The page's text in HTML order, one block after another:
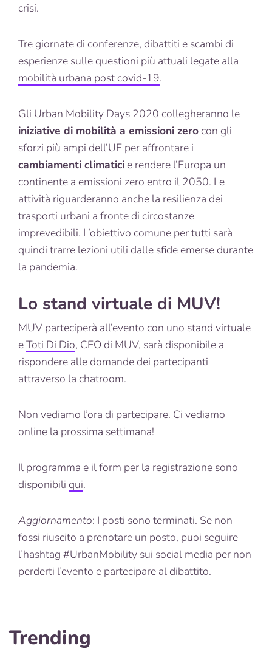
crisi.
Tre giornate di conferenze, dibattiti e scambi di
esperienze sulle questioni più attuali legate alla
mobilità urbana post covid-19.
Gli Urban Mobility Days 2020 collegheranno le
iniziative di mobilità a emissioni zero con gli
sforzi più ampi dell’UE per affrontare i
cambiamenti climatici e rendere l’Europa un
continente a emissioni zero entro il 2050. Le
attività riguarderanno anche la resilienza dei
trasporti urbani a fronte di circostanze
imprevedibili. L’obiettivo comune per tutti sarà
quindi trarre lezioni utili dalle sfide emerse durante
la pandemia.
Lo stand virtuale di MUV!
MUV parteciperà all’evento con uno stand virtuale
eToti Di Dio, CEO di MUV, sarà disponibile a
rispondere alle domande dei partecipanti
attraverso la chatroom.
Non vediamo l’ora di partecipare. Ci vediamo
online la prossima settimana!
Il programma e il form per la registrazione sono
disponibili qui.
Aggiornamento: I posti sono terminati. Se non
fossi riuscito a prenotare un posto, puoi seguire
l’hashtag #UrbanMobility sui social media per non
perderti l’evento e partecipare al dibattito.
Trending